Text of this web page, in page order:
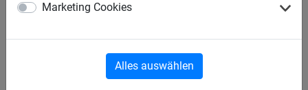
Marketing Cookies
Alles auswählen
Beach-Badminton Freizeit-Badminton
Padle Tennis